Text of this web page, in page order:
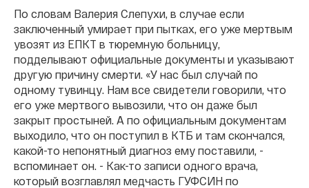
По словам Валерия Слепухи, в случае если
заключенный умирает при пытках, его уже мертвым
увозят из ЕПКТ в тюремную больницу,
подделывают официальные документы и указывают
другую причину смерти. «У нас был случай по
одному тувинцу. Нам все свидетели говорили, что
его уже мертвого вывозили, что он даже был
закрыт простыней. А по официальным документам
выходило, что он поступил в КТБ и там скончался,
какой-то непонятный диагноз ему поставили, -
вспоминает он. - Как-то записи одного врача,
который возглавлял медчасть ГУФСИН по